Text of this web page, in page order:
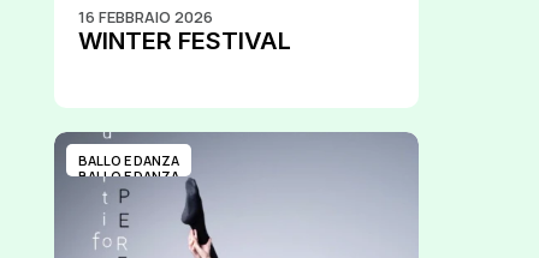
16 FEBBRAIO 2026
WINTER FESTIVAL
BALLO E DANZA
BALLO E DANZA